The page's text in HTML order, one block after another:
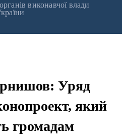
виконавчої влади
Уряд
який
громадам